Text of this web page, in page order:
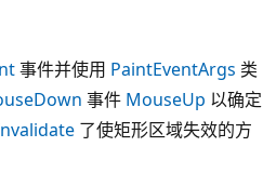
事件并使用 PaintEventArgs 类
事件 MouseUp 以确定
了使矩形区域失效的方